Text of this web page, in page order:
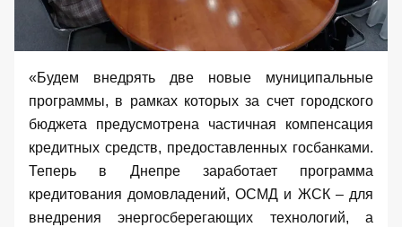
«Будем внедрять две новые муниципальные
программы, в рамках которых за счет городского
бюджета предусмотрена частичная компенсация
кредитных средств, предоставленных госбанками.
Теперь в Днепре заработает программа
кредитования домовладений, ОСМД и ЖСК – для
внедрения энергосберегающих технологий, а